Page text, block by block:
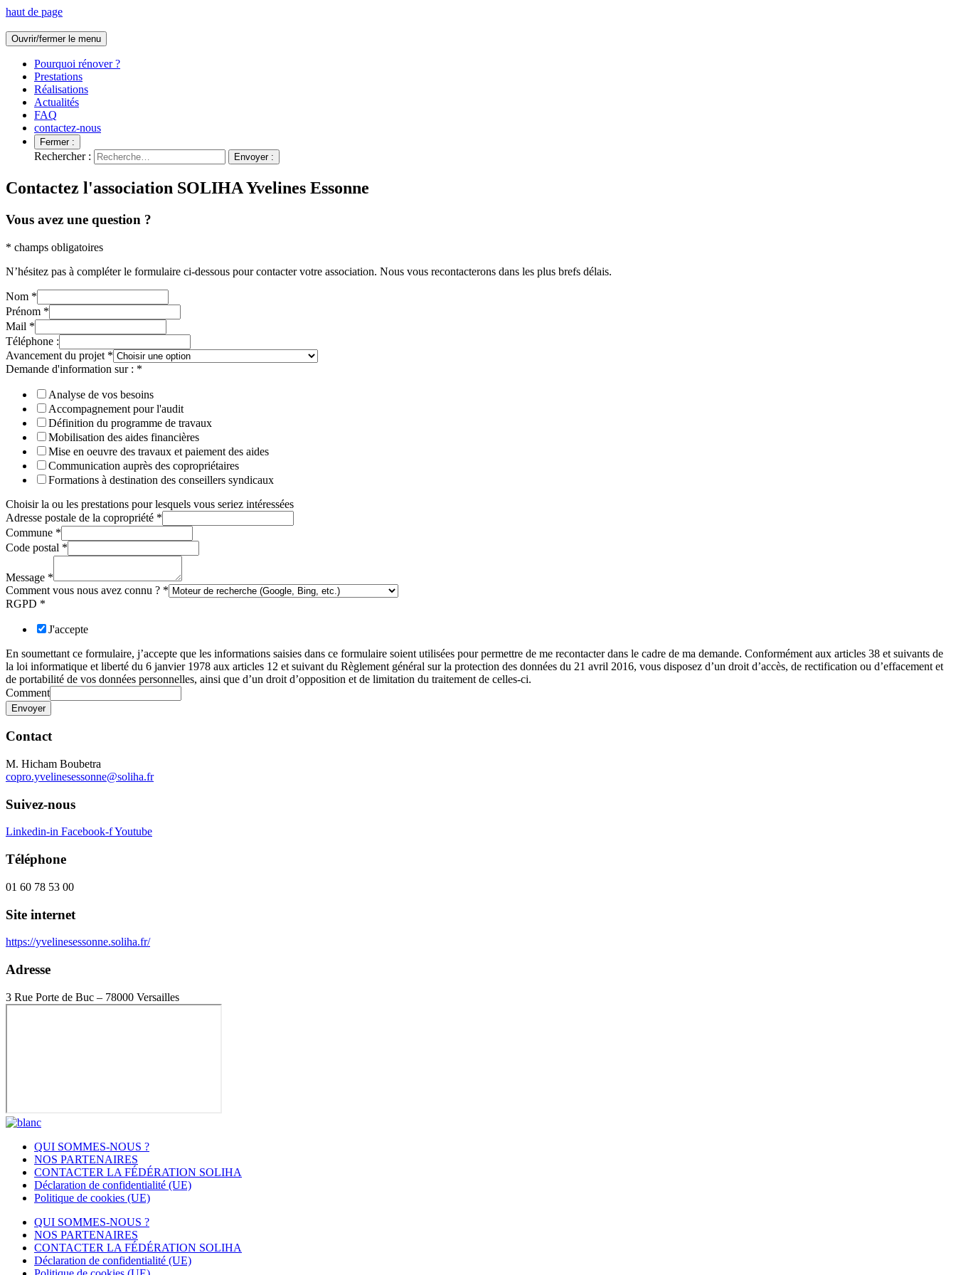
haut de page
Ouvrir/fermer le menu
Pourquoi rénover ?
Prestations
Réalisations
Actualités
FAQ
contactez-nous
Fermer :
Rechercher : Envoyer :
Contactez l'association SOLIHA Yvelines Essonne
Vous avez une question ?​
* champs obligatoires
N’hésitez pas à compléter le formulaire ci-dessous pour contacter votre association. Nous vous recontacterons dans les plus brefs délais.
Nom *
Prénom *
Mail *
Téléphone :
Avancement du projet *
Demande d'information sur : *
Analyse de vos besoins
Accompagnement pour l'audit
Définition du programme de travaux
Mobilisation des aides financières
Mise en oeuvre des travaux et paiement des aides
Communication auprès des copropriétaires
Formations à destination des conseillers syndicaux
Choisir la ou les prestations pour lesquels vous seriez intéressées
Adresse postale de la copropriété *
Commune *
Code postal *
Message *
Comment vous nous avez connu ? *
RGPD *
J'accepte
En soumettant ce formulaire, j’accepte que les informations saisies dans ce formulaire soient utilisées pour permettre de me recontacter dans le cadre de ma demande. Conformément aux articles 38 et suivants de
la loi informatique et liberté du 6 janvier 1978 aux articles 12 et suivant du Règlement général sur la protection des données du 21 avril 2016, vous disposez d’un droit d’accès, de rectification ou d’effacement et
de portabilité de vos données personnelles, ainsi que d’un droit d’opposition et de limitation du traitement de celles-ci.
Comment
Envoyer
Contact
M. Hicham Boubetra
copro.yvelinesessonne@soliha.fr
Suivez-nous
Linkedin-in Facebook-fYoutube
Téléphone
01 60 78 53 00
Site internet
https://yvelinesessonne.soliha.fr/
Adresse
3 Rue Porte de Buc – 78000 Versailles
QUI SOMMES-NOUS ?
NOS PARTENAIRES
CONTACTER LA FÉDÉRATION SOLIHA
Déclaration de confidentialité (UE)
Politique de cookies (UE)
QUI SOMMES-NOUS ?
NOS PARTENAIRES
CONTACTER LA FÉDÉRATION SOLIHA
Déclaration de confidentialité (UE)